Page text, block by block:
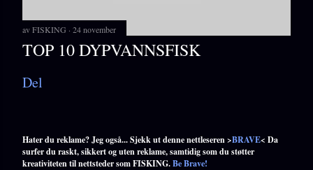
avFISKING 24 november
TOP 10 DYPVANNSFISK
Del
Hater du reklame? Jeg også... Sjekk ut denne nettleseren >BRAVE< Da
surfer du raskt, sikkert og uten reklame, samtidig som du støtter
kreativiteten til nettsteder som FISKING.Be Brave!